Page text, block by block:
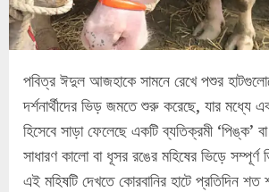
পবিত্র ঈদুল আজহাকে সামনে রেখে পশুর
দর্শনার্থীদের ভিড় জমতে শুরু করেছে, যার মধ্যে
হিসেবে সাড়া ফেলেছে একটি ব্যতিক্রমী ‘পিঙ্ক’
সাধারণ কালো বা ধূসর রঙের মহিষের ভিড়ে সম্পূর্ণ
এই মহিষটি দেখতে কোরবানির হাটে প্রতিদিন